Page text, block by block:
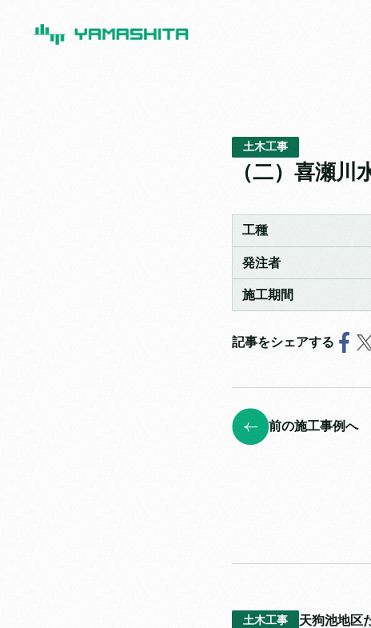
土木工事
（二）喜瀬
工種
発注者
施工期間
記事をシェアする
前の施工事例へ
土木工事 天狗池地区